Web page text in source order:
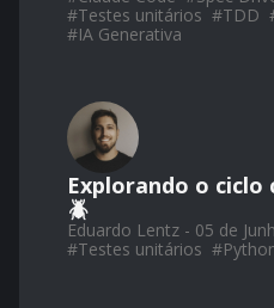
#Testes unitários #TDD
#IA Generativa
Explorando o ciclo
🪲
Eduardo Lentz - 05 de
#Testes unitários #